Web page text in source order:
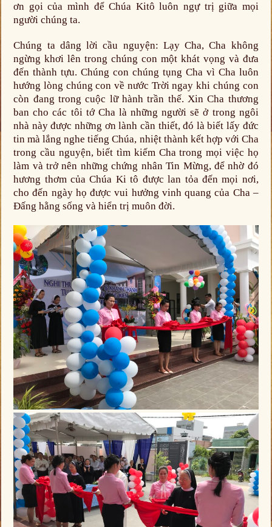
ơn gọi của mình để Chúa Kitô luôn ngự trị giữa mọi
người chúng ta.
Chúng ta dâng lời cầu nguyện: Lạy Cha, Cha không
ngừng khơi lên trong chúng con một khát vọng và đưa
đến thành tựu. Chúng con chúng tụng Cha vì Cha luôn
hướng lòng chúng con về nước Trời ngay khi chúng con
còn đang trong cuộc lữ hành trần thế. Xin Cha thương
ban cho các tôi tớ Cha là những người sẽ ở trong ngôi
nhà này được những ơn lành cần thiết, đó là biết lấy đức
tin mà lắng nghe tiếng Chúa, nhiệt thành kết hợp với Cha
trong cầu nguyện, biết tìm kiếm Cha trong mọi việc họ
làm và trở nên những chứng nhân Tin Mừng, để nhờ đó
hương thơm của Chúa Ki tô được lan tỏa đến mọi nơi,
cho đến ngày họ được vui hưởng vinh quang của Cha –
Đấng hằng sống và hiển trị muôn đời.